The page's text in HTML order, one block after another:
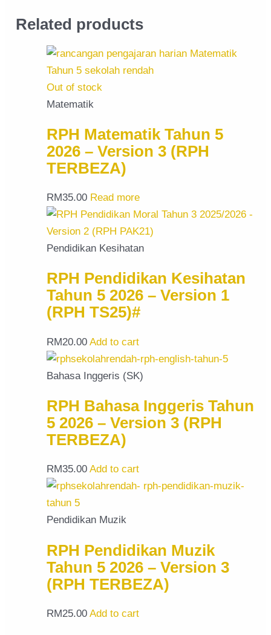
Related products
Out of stock
Matematik
RPH Matematik Tahun 5
2026 – Version 3 (RPH
TERBEZA)
RM35.00 Read more
Pendidikan Kesihatan
RPH Pendidikan Kesihatan
Tahun 5 2026 – Version 1
(RPH TS25)#
RM20.00 Add to cart
Bahasa Inggeris (SK)
RPH Bahasa Inggeris Tahun
5 2026 – Version 3 (RPH
TERBEZA)
RM35.00 Add to cart
Pendidikan Muzik
RPH Pendidikan Muzik
Tahun 5 2026 – Version 3
(RPH TERBEZA)
RM25.00 Add to cart